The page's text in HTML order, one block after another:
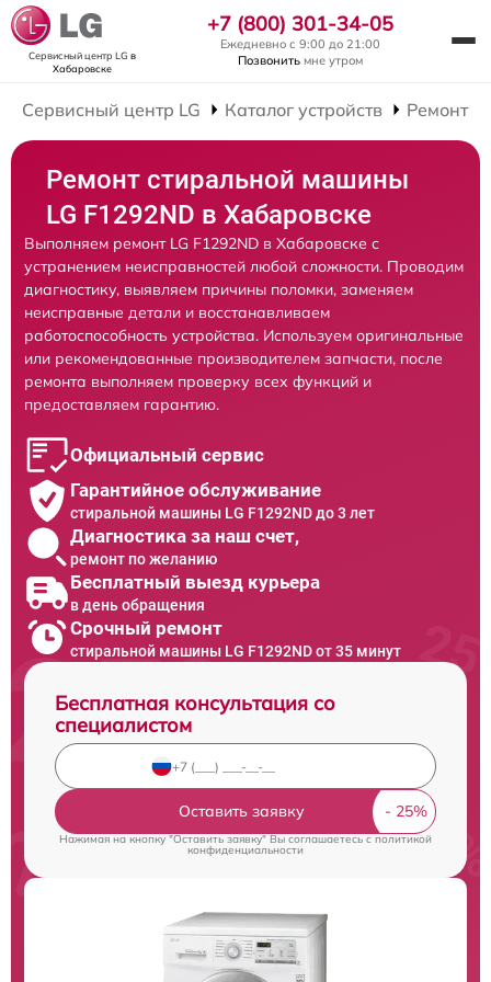
Сервисный центр LG в
Хабаровске
+7 (800) 301-34-05
Ежедневно с 9:00 до 21:00
Позвонить мне утром
Сервисный центр LG Каталог устройств Ремонт
Ремонт стиральной машины
LG F1292ND в Хабаровске
Выполняем ремонт LG F1292ND в Хабаровске с
устранением неисправностей любой сложности. Проводим
диагностику, выявляем причины поломки, заменяем
неисправные детали и восстанавливаем
работоспособность устройства. Используем оригинальные
или рекомендованные производителем запчасти, после
ремонта выполняем проверку всех функций и
предоставляем гарантию.
Официальный сервис
Гарантийное обслуживание
стиральной машины LG F1292ND до 3 лет
Диагностика за наш счет,
ремонт по желанию
Бесплатный выезд курьера
в день обращения
Срочный ремонт
стиральной машины LG F1292ND от 35 минут
Бесплатная консультация со
специалистом
Оставить заявку
Нажимая на кнопку "Оставить заявку" Вы соглашаетесь cполитикой
конфиденциальности